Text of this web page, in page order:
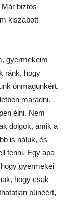
biztos
kiszabott
gyermekeim
ránk, hogy
önmagunkért,
maradni.
élni. Nem
dolgok, amik a
is náluk, és
tenni. Egy apa
gyermekei
hogy csak
bűnéért,